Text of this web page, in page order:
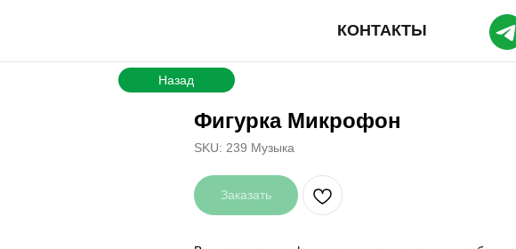
КОНТАКТЫ
Назад
Фигурка Микрофон
SKU: 239 Музыка
Заказать